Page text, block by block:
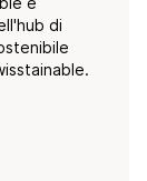
di